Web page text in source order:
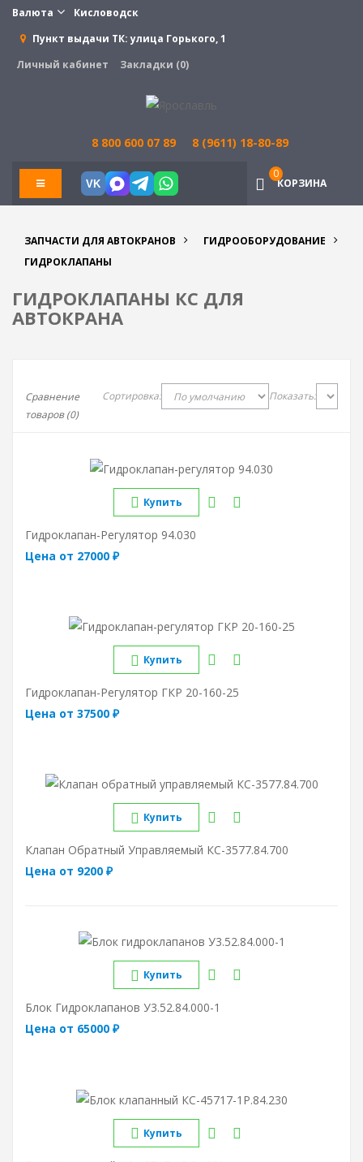
Валюта
Кисловодск
Пункт выдачи ТК:улица Горького, 1
Личный кабинет
Закладки (0)
8 800 600 07 89 8 (9611) 18-80-89
VK КОРЗИНА
0
ЗАПЧАСТИ ДЛЯ АВТОКРАНОВ
ГИДРООБОРУДОВАНИЕ
ГИДРОКЛАПАНЫ
ГИДРОКЛАПАНЫ КС ДЛЯ
АВТОКРАНА
Сравнение
товаров (0)
Сортировка: Показать:
Купить
Гидроклапан-Регулятор 94.030
Цена от 27000 ₽
Купить
Гидроклапан-Регулятор ГКР 20-160-25
Цена от 37500 ₽
Купить
Клапан Обратный Управляемый КС-3577.84.700
Цена от 9200 ₽
Купить
Блок Гидроклапанов У3.52.84.000-1
Цена от 65000 ₽
Купить